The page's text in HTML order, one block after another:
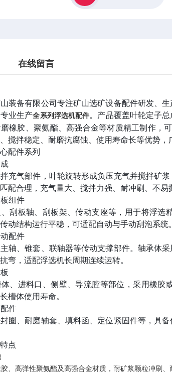
在线留言
装备有限公司专注矿山选矿设备配件研发、
业生产全系列浮选机配件。产品覆盖叶轮定子
橡胶、聚氨酯、高强合金等材质精工制作，可
搅拌稳定、耐磨抗腐蚀、使用寿命长等优势，
配件系列
充气部件，叶轮旋转形成负压充气并搅拌矿
配合理，充气量大、搅拌力强、耐冲刷、不易
组件
刮板轴、刮板架、传动支座等，用于将浮
动结构运行平稳，可适配自动与手动刮泡系统。
配件
轴、锥套、联轴器等传动支撑部件。轴承体
弯，适配浮选机长周期连续运转。
、进料口、侧壁、导流腔等部位，采用橡
槽体使用寿命。
件
圈、耐磨轴套、填料函、定位紧固件等，具
点
、高弹性聚氨酯及高强合金材质，耐矿浆颗粒冲刷、